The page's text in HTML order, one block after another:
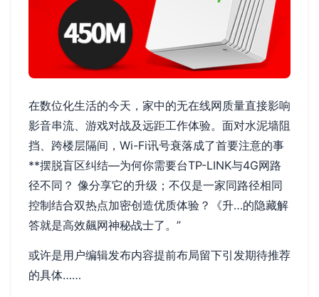
在数位化生活的今天，家中的无在线网质量直接影响
影音串流、游戏对战及远距工作体验。面对水泥墙阻
挡、跨楼层隔间，Wi-Fi讯号衰落成了首要注意的事
**摆脱盲区纠结—为何你需要台TP-LINK与4G网路
径不同？ 像分享它的升级；不仅是一家同路径相同
控制结合双热点加密创造优质体验？《升…的隐藏解
答就是高效飆网神秘战士了。”
或许是用户编辑发布内容提前布局留下引发期待推荐
的具体……